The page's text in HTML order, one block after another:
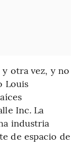
y otra vez, y no
Louis
Inc. La
industria
de espacio de